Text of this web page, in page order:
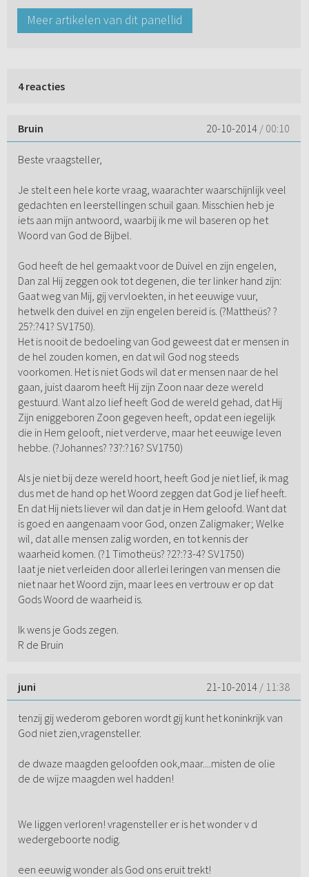
Meer artikelen van dit panellid
4 reacties
Bruin 20-10-2014 / 00:10
Beste vraagsteller,
Je stelt een hele korte vraag, waarachter waarschijnlijk veel
gedachten en leerstellingen schuil gaan. Misschien heb je
iets aan mijn antwoord, waarbij ik me wil baseren op het
Woord van God de Bijbel.
God heeft de hel gemaakt voor de Duivel en zijn engelen,
Dan zal Hij zeggen ook tot degenen, die ter linker hand zijn:
Gaat weg van Mij, gij vervloekten, in het eeuwige vuur,
hetwelk den duivel en zijn engelen bereid is. (?Mattheüs? ?
25?:?41? SV1750).
Het is nooit de bedoeling van God geweest dat er mensen in
de hel zouden komen, en dat wil God nog steeds
voorkomen. Het is niet Gods wil dat er mensen naar de hel
gaan, juist daarom heeft Hij zijn Zoon naar deze wereld
gestuurd. Want alzo lief heeft God de wereld gehad, dat Hij
Zijn eniggeboren Zoon gegeven heeft, opdat een iegelijk
die in Hem gelooft, niet verderve, maar het eeuwige leven
hebbe. (?Johannes? ?3?:?16? SV1750)
Als je niet bij deze wereld hoort, heeft God je niet lief, ik mag
dus met de hand op het Woord zeggen dat God je lief heeft.
En dat Hij niets liever wil dan dat je in Hem geloofd. Want dat
is goed en aangenaam voor God, onzen Zaligmaker; Welke
wil, dat alle mensen zalig worden, en tot kennis der
waarheid komen. (?1 Timotheüs? ?2?:?3-4? SV1750)
laat je niet verleiden door allerlei leringen van mensen die
niet naar het Woord zijn, maar lees en vertrouw er op dat
Gods Woord de waarheid is.
Ik wens je Gods zegen.
R de Bruin
juni 21-10-2014 / 11:38
tenzij gij wederom geboren wordt gij kunt het koninkrijk van
God niet zien,vragensteller.
de dwaze maagden geloofden ook,maar....misten de olie
de de wijze maagden wel hadden!
We liggen verloren! vragensteller er is het wonder v d
wedergeboorte nodig.
een eeuwig wonder als God ons eruit trekt!